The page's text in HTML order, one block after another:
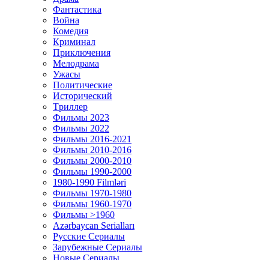
Фантастика
Война
Комедия
Криминал
Приключения
Мелодрама
Ужасы
Политические
Исторический
Tриллер
Фильмы 2023
Фильмы 2022
Фильмы 2016-2021
Фильмы 2010-2016
Фильмы 2000-2010
Фильмы 1990-2000
1980-1990 Filmləri
Фильмы 1970-1980
Фильмы 1960-1970
Фильмы >1960
Azərbaycan Serialları
Русские Сериалы
Зарубежные Сериалы
Новые Сериалы